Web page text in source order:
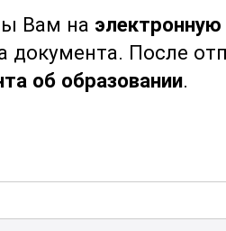
лучше понимать
их диагностики и
Это
в сфере
Вам на электронную
документа. После
об образовании.